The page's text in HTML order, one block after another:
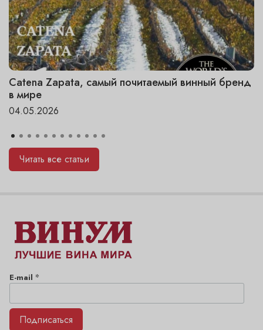
Catena Zapata, самый почитаемый винный бренд
в мире
04.05.2026
Читать все статьи
E-mail *
Подписаться